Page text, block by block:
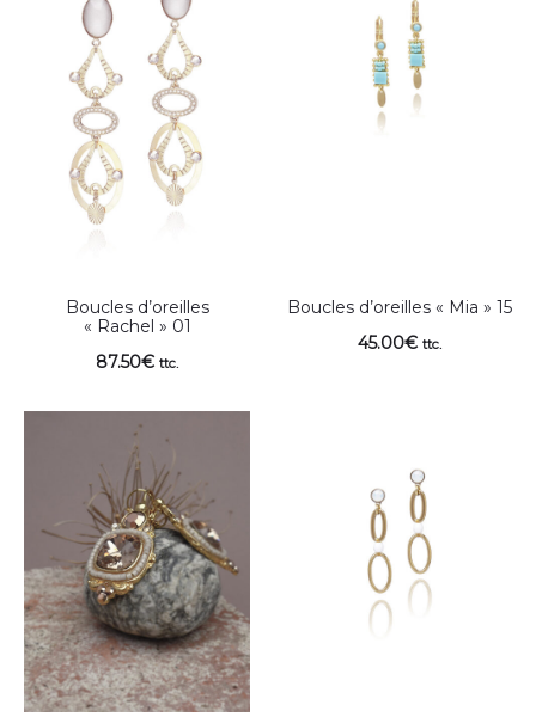
Boucles d’oreilles
« Rachel » 01
87.50€ ttc.
Boucles d’oreilles « Mia » 15
45.00€ ttc.